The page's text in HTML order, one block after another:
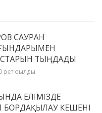
САУРАН
ТЫҢДАДЫ
рет оқылды
ЕЛІМІЗДЕ
БОРДАҚЫЛАУ КЕШЕНІ